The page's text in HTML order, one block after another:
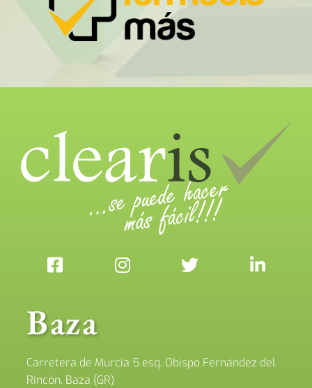
Baza
Carretera de Murcia 5 esq. Obispo Fernández del
Rincón, Baza (GR)